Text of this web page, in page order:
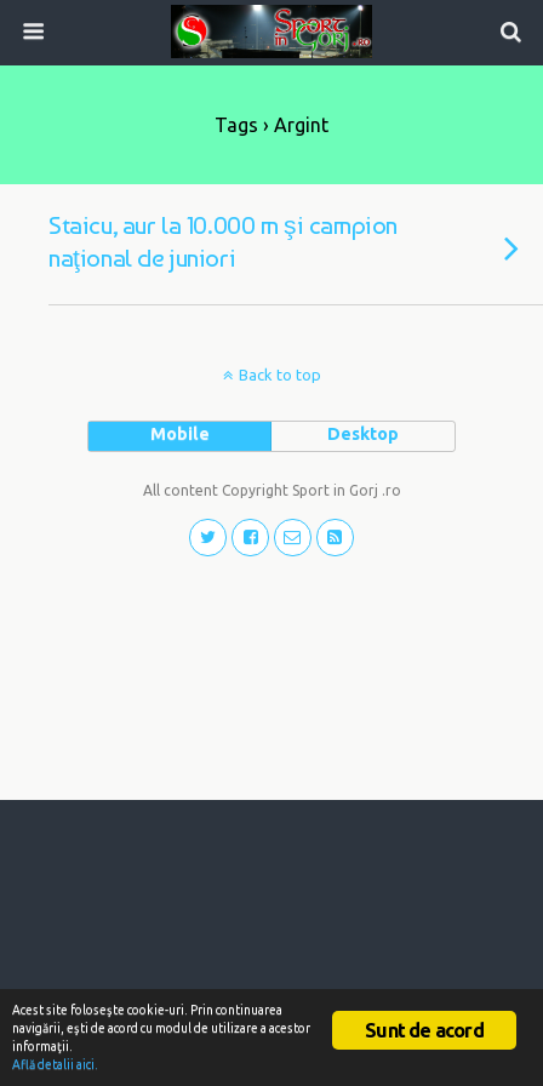
Tags › Argint
Staicu, aur la 10.000 m şi campion
naţional de juniori
Back to top
Mobile Desktop
All content Copyright Sport in Gorj .ro
Sunt de acord
Acest site foloseşte cookie-uri. Prin continuarea
navigării, eşti de acord cu modul de utilizare a acestor
informaţii.
Află detalii aici.